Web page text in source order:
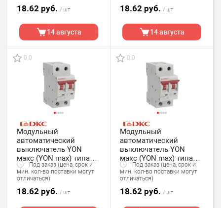
18.62 руб. / шт
14 августа
18.62 руб. / шт
14 августа
0.0
Модульный
автоматический
выключатель YON
макс (YON max) типа
MD63, 2 полюс,хар-ка C,
3А, 4,5кА DKC
Под заказ (цена, срок и
мин. кол-во поставки могут
отличаться)
18.62 руб. / шт
0.0
Модульный
автоматический
выключатель YON
макс (YON max) типа
MD63, 2 полюс,хар-ка C,
4А, 4,5кА DKC
Под заказ (цена, срок и
мин. кол-во поставки могут
отличаться)
18.62 руб. / шт